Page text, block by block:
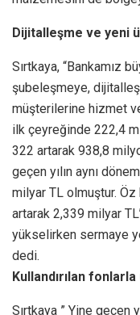
Dijitalleşme ve yeni
Sırtkaya, “Bankamız
şubeleşmeye,
müşterilerine hizmet
ilk çeyreğinde 222,4
322 artarak 938,8
geçen yılın aynı
milyar TL olmuştur. Öz
artarak 2,339 milyar
yükselirken sermaye
dedi.
Kullandırılan
Sırtkaya ” Yine geçen